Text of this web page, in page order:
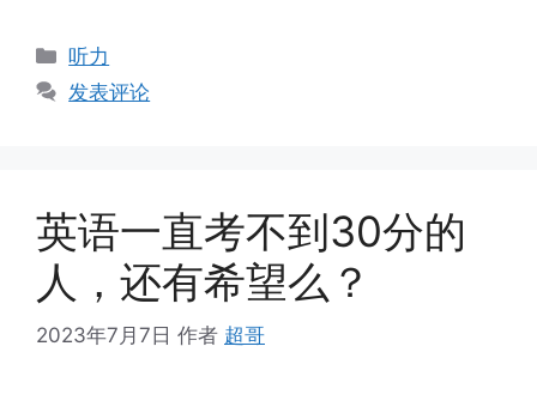
分
类
听力
发表评论
英语一直考不到30分的
人，还有希望么？
2023年7月7日 作者 超哥